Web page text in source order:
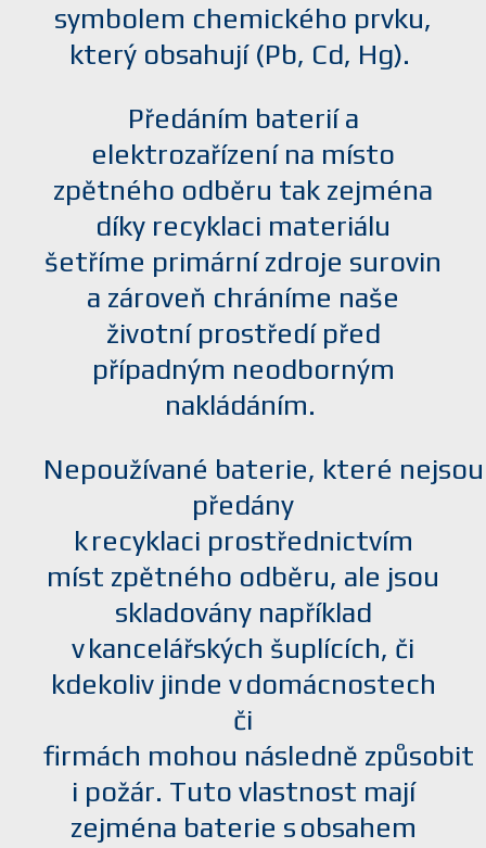
symbolem chemického prvku,
který obsahují (Pb, Cd, Hg).
Předáním baterií a
elektrozařízení na místo
zpětného odběru tak zejména
díky recyklaci materiálu
šetříme primární zdroje surovin
a zároveň chráníme naše
životní prostředí před
případným neodborným
nakládáním.
Nepoužívané baterie, které nejsou
předány
k recyklaci prostřednictvím
míst zpětného odběru, ale jsou
skladovány například
v kancelářských šuplících, či
kdekoliv jinde v domácnostech
či
firmách mohou následně způsobit
i požár. Tuto vlastnost mají
zejména baterie s obsahem